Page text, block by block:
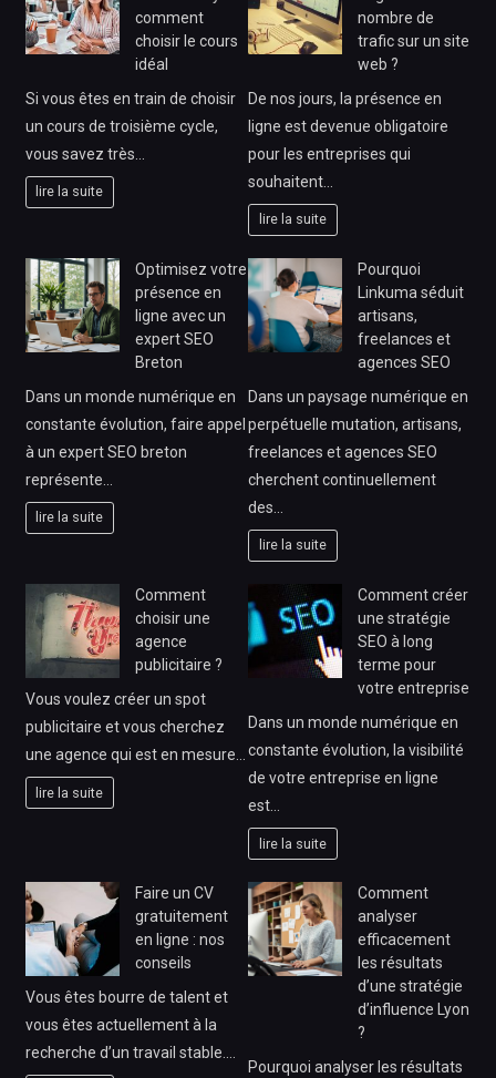
comment
choisir le cours
idéal
Si vous êtes en train de choisir
un cours de troisième cycle,
vous savez très…
lire la suite
nombre de
trafic sur un site
web ?
De nos jours, la présence en
ligne est devenue obligatoire
pour les entreprises qui
souhaitent…
lire la suite
Optimisez votre
présence en
ligne avec un
expert SEO
Breton
Dans un monde numérique en
constante évolution, faire appel
à un expert SEO breton
représente…
lire la suite
Pourquoi
Linkuma séduit
artisans,
freelances et
agences SEO
Dans un paysage numérique en
perpétuelle mutation, artisans,
freelances et agences SEO
cherchent continuellement
des…
lire la suite
Comment
choisir une
agence
publicitaire ?
Vous voulez créer un spot
publicitaire et vous cherchez
une agence qui est en mesure…
lire la suite
Comment créer
une stratégie
SEO à long
terme pour
votre entreprise
Dans un monde numérique en
constante évolution, la visibilité
de votre entreprise en ligne
est…
lire la suite
Faire un CV
gratuitement
en ligne : nos
conseils
Vous êtes bourre de talent et
vous êtes actuellement à la
recherche d’un travail stable.…
Comment
analyser
efficacement
les résultats
d’une stratégie
d’influence Lyon
?
Pourquoi analyser les résultats